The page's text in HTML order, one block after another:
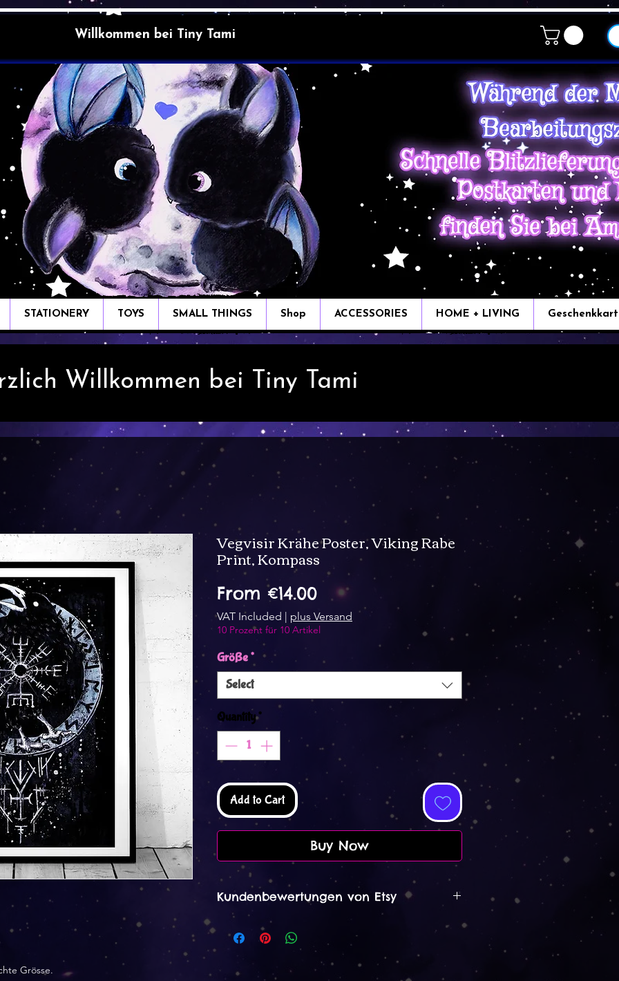
Willkommen bei Tiny Tami
STATIONERY TOYS SMALL THINGS Shop ACCESSORIES HOME + LIVING
Willkommen bei Tiny Tami
Grösse.
Vegvisir Krähe Poster, Viking Rabe
Print, Kompass
From€14.00Sale
Price
VAT Included | plus Versand
10 Prozent für 10 Artikel
Größe*
Select
Quantity*
Add to Cart
Buy Now
Kundenbewertungen von Etsy
Danara 09. Dez 2021